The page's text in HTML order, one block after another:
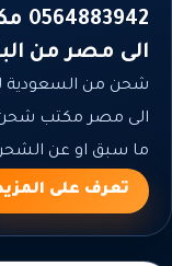
الى مصر من
شحن من السعودية
الى مصر مكتب شحن
ما سبق او عن
تعرف على